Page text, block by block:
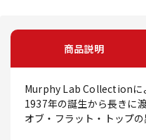
商品説明
Murphy Lab Collectionに
1937年の誕生から長きに
オブ・フラット・トップの